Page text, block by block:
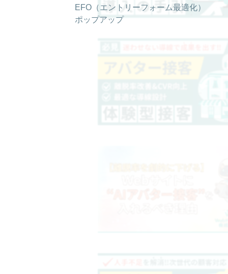
EFO（エントリーフォーム最適化）
ポップアップ